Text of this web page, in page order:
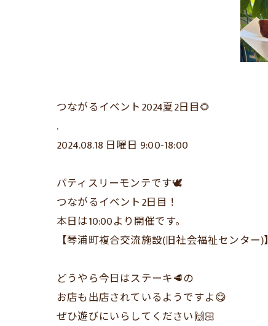
つながるイベント2024夏2日目🌻
.
2024.08.18 日曜日 9:00-18:00
パティスリーモンテです🕊
つながるイベント2日目！
本日は10:00より開催です。
【琴浦町複合交流施設(旧社会福祉センター)】
どうやら今日はステーキ🥩の
お店も出店されているようですよ😋
ぜひ遊びにいらしてください🙌🏻